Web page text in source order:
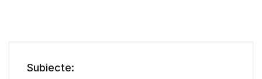
Subiecte: